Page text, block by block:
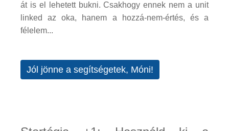
át is el lehetett bukni. Csakhogy ennek nem a unit
linked az oka, hanem a hozzá-nem-értés, és a
félelem...
Jól jönne a segítségetek, Móni!